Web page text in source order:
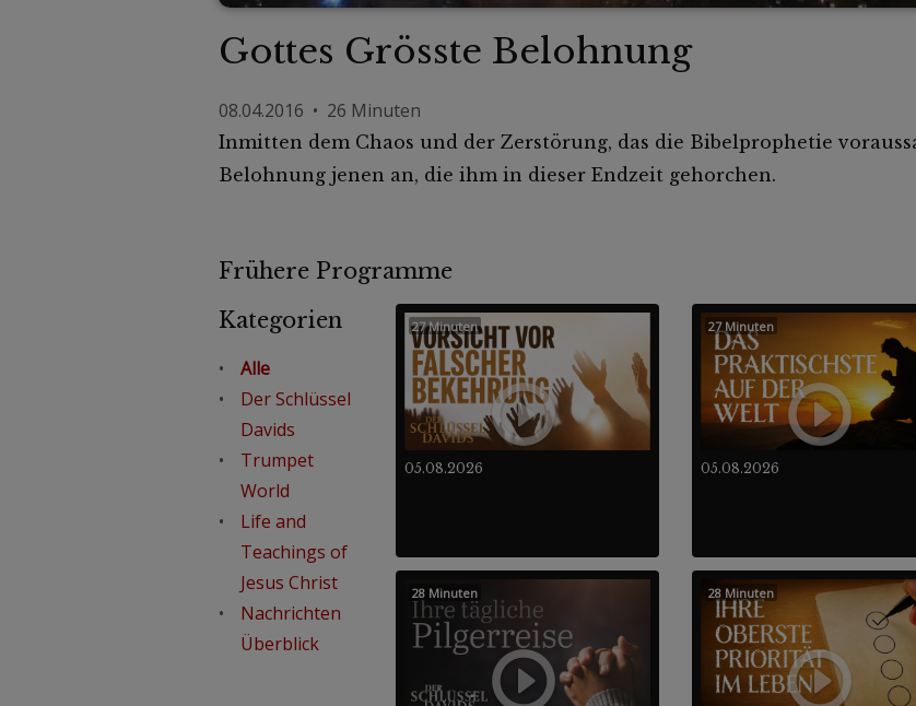
Gottes Grösste Belohnung
08.04.2016 • 26 Minuten
Inmitten dem Chaos und der Zerstörung, das die Bibelprophetie
Belohnung jenen an, die ihm in dieser Endzeit gehorchen.
Frühere Programme
Kategorien
Alle
Der Schlüssel
Davids
Trumpet
World
Life and
Teachings of
Jesus Christ
Nachrichten
Überblick
05.08.2026
27 Minuten
05.08.2026
27 Minuten
28 Minuten 28 Minuten